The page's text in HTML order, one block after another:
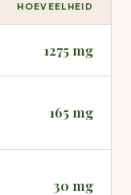
HOEVEELHEID
1275 mg
165 mg
30 mg